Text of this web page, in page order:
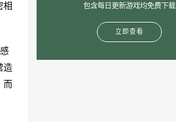
相
造
而
包含每日更新游戏均免费下载
立即查看